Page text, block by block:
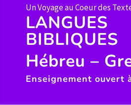
Un Voyage au Coeur des
LANGUES
BIBLIQUES
Hébreu –
Enseignement ouvert